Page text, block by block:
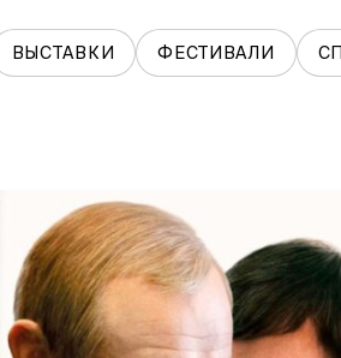
ВЫСТАВКИ ФЕСТИВАЛИ